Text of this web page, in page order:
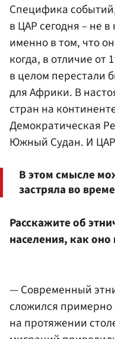
Специфика
в ЦАР сегодня – не
именно в том, что
когда, в отличие от
в целом перестали
для Африки. В
стран на
Демократическая
Южный Судан. И
В этом смысле
застряла во
Расскажите об
населения, как оно
— Современный
сложился примерно
на протяжении